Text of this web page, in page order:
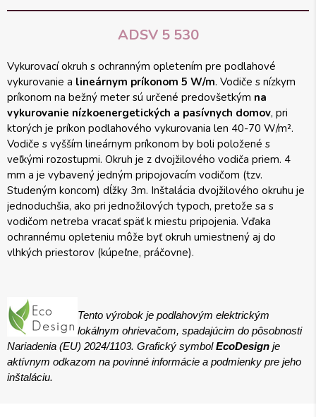
ADSV 5 530
Vykurovací okruh s ochranným opletením pre podlahové
vykurovanie a lineárnym príkonom 5 W/m. Vodiče s nízkym
príkonom na bežný meter sú určené predovšetkým na
vykurovanie nízkoenergetických a pasívnych domov, pri
ktorých je príkon podlahového vykurovania len 40-70 W/m².
Vodiče s vyšším lineárnym príkonom by boli položené s
veľkými rozostupmi. Okruh je z dvojžilového vodiča priem. 4
mm a je vybavený jedným pripojovacím vodičom (tzv.
Studeným koncom) dĺžky 3m. Inštalácia dvojžilového okruhu je
jednoduchšia, ako pri jednožilových typoch, pretože sa s
vodičom netreba vracať späť k miestu pripojenia. Vďaka
ochrannému opleteniu môže byť okruh umiestnený aj do
vlhkých priestorov (kúpeľne, práčovne).
Tento výrobok je podlahovým elektrickým
lokálnym ohrievačom, spadajúcim do pôsobnosti
Nariadenia (EU) 2024/1103. Grafický symbolEcoDesign je
aktívnym odkazom na povinné informácie a podmienky pre jeho
inštaláciu.